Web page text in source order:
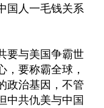
国人一毛钱关系
要与美国争霸世
，要称霸全球，
政治基因，不管
中共仇美与中国